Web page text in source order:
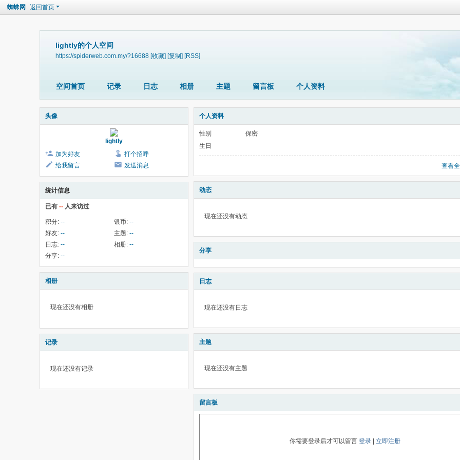
蜘蛛网 返回首页
lightly的个人空间
https://spiderweb.com.my/?16688 [收藏] [复制] [RSS]
空间首页 记录 日志 相册 主题 留言板 个人资料
头像
lightly
加为好友
打个招呼
给我留言
发送消息
统计信息
已有 -- 人来访过
积分: -- 银币: --
好友: -- 主题: --
日志: -- 相册: --
分享: --
相册
现在还没有相册
记录
现在还没有记录
个人资料
性别
保密
生日
查看
动态
现在还没有动态
分享
日志
现在还没有日志
主题
现在还没有主题
留言板
你需要登录后才可以留言 登录 立即注册